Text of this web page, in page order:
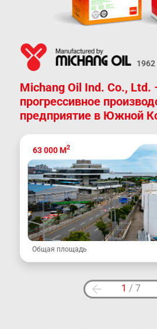
Michang Oil Ind. Co., Ltd.
прогрессивное
предприятие в Южной
63 000 М2
Общая площадь
1 / 7